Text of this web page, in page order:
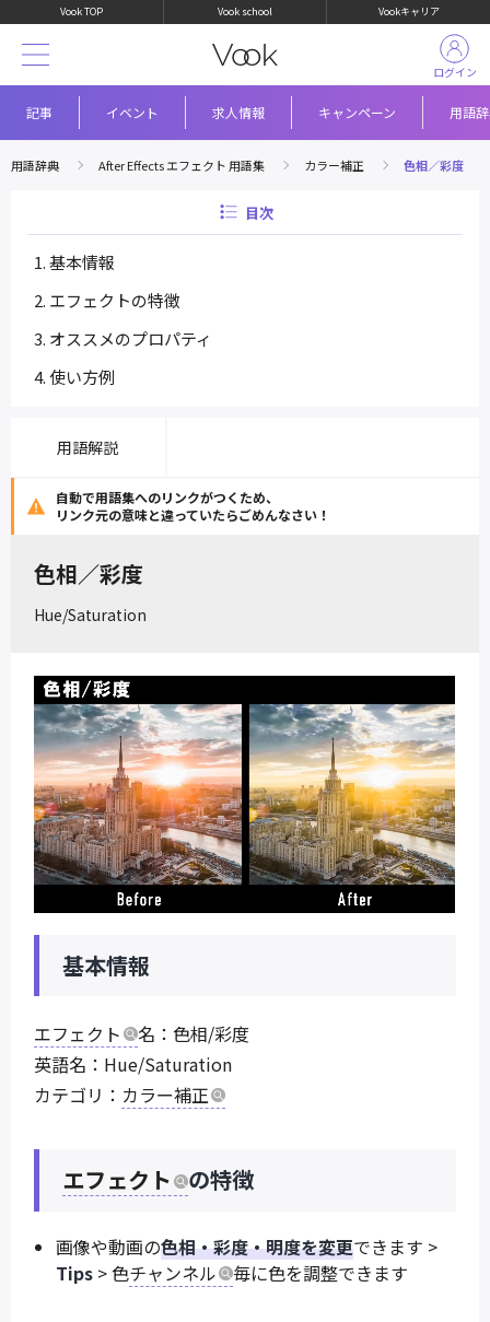
Vook TOP Vook school Vookキャリア
記事 イベント 求人情報 キャンペーン 用語
ログイン
用語辞典 After Effects エフェクト 用語集 カラー補正 色相／彩度
目次
基本情報
エフェクトの特徴
オススメのプロパティ
使い方例
用語解説
自動で用語集へのリンクがつくため、
リンク元の意味と違っていたらごめんなさい！
色相／彩度
Hue/Saturation
基本情報
エフェクト
名：色相/彩度
英語名：Hue/Saturation
カテゴリ： カラー補正
エフェクト の特徴
画像や動画の色相・彩度・明度を変更できます >
Tips > 色チャンネル 毎に色を調整できます